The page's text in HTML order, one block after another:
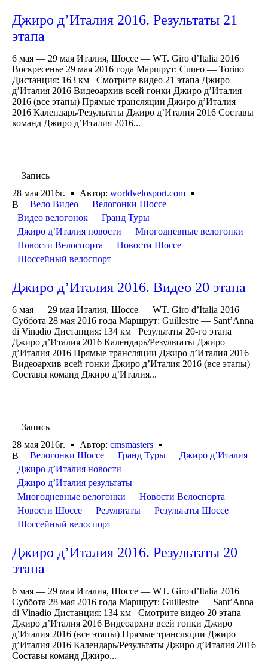
Джиро д’Италия 2016. Результаты 21
этапа
6 мая — 29 мая Италия, Шоссе — WT. Giro d’Italia 2016
Воскресенье 29 мая 2016 года Маршрут: Cuneo — Torino
Дистанция: 163 км Смотрите видео 21 этапа Джиро
д’Италия 2016 Видеоархив всей гонки Джиро д’Италия
2016 (все этапы) Прямые трансляции Джиро д’Италия
2016 Календарь/Результаты Джиро д’Италия 2016 Составы
команд Джиро д’Италия 2016...
Запись
28 мая 2016г.
Автор: worldvelosport.com
В
Вело Видео
Велогонки Шоссе
Видео велогонок
Гранд Туры
Джиро д’Италия новости
Многодневные велогонки
Новости Велоспорта
Новости Шоссе
Шоссейный велоспорт
Джиро д’Италия 2016. Видео 20 этапа
6 мая — 29 мая Италия, Шоссе — WT. Giro d’Italia 2016
Суббота 28 мая 2016 года Маршрут: Guillestre — Sant’Anna
di Vinadio Дистанция: 134 км Результаты 20-го этапа
Джиро д’Италия 2016 Календарь/Результаты Джиро
д’Италия 2016 Прямые трансляции Джиро д’Италия 2016
Видеоархив всей гонки Джиро д’Италия 2016 (все этапы)
Составы команд Джиро д’Италия...
Запись
28 мая 2016г.
Автор: cmsmasters
В
Велогонки Шоссе Гранд Туры
Джиро д’Италия
Джиро д’Италия новости
Джиро д’Италия результаты
Многодневные велогонки
Новости Велоспорта
Новости Шоссе
Результаты
Результаты Шоссе
Шоссейный велоспорт
Джиро д’Италия 2016. Результаты 20
этапа
6 мая — 29 мая Италия, Шоссе — WT. Giro d’Italia 2016
Суббота 28 мая 2016 года Маршрут: Guillestre — Sant’Anna
di Vinadio Дистанция: 134 км Смотрите видео 20 этапа
Джиро д’Италия 2016 Видеоархив всей гонки Джиро
д’Италия 2016 (все этапы) Прямые трансляции Джиро
д’Италия 2016 Календарь/Результаты Джиро д’Италия 2016
Составы команд Джиро...